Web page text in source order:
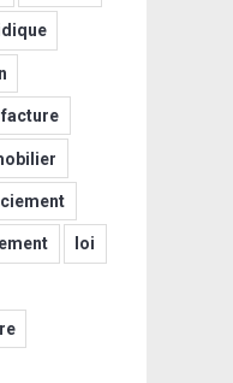
facture
loi